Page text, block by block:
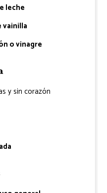
leche
o vinagre
y sin corazón